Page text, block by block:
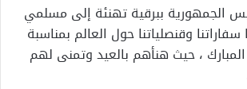
الجمهورية ببرقية تهنئة إلى مسلمي
وقنصلياتنا حول العالم بمناسبة
، حيث هنأهم بالعيد وتمنى لهم